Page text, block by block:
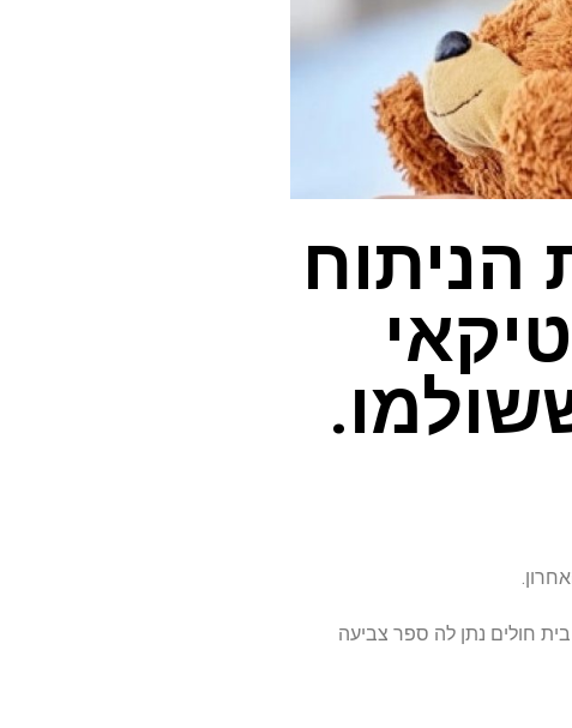
בית חולים נתן לה ספר צביעה